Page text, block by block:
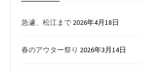
急遽、松江まで 2026年4月18日
春のアウター祭り 2026年3月14日